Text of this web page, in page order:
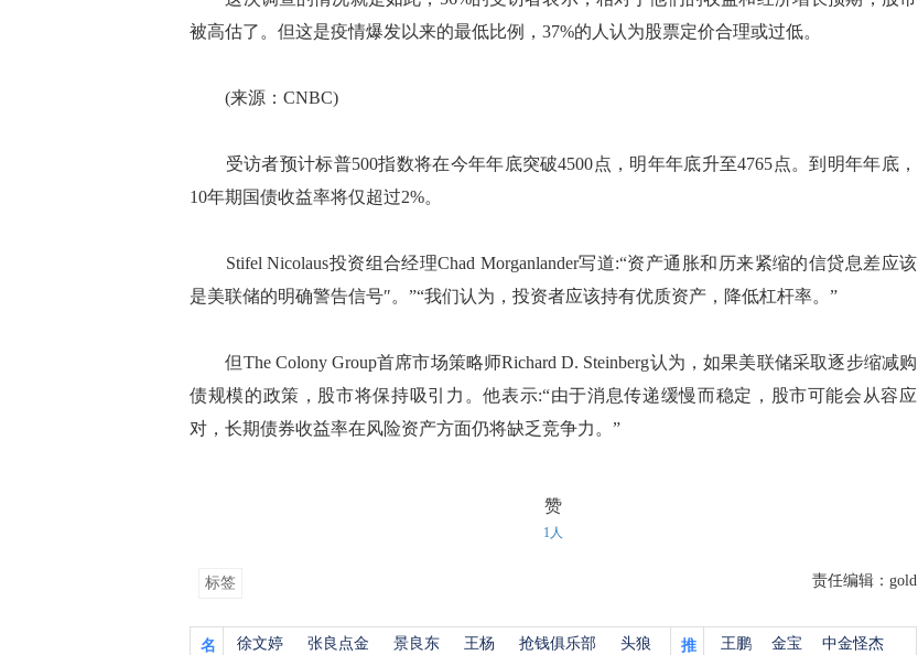
被高估了。但这是疫情爆发以来的最低比例，37%的人认为股票定价合理或过低。
(来源：CNBC)
受访者预计标普500指数将在今年年底突破4500点，明年年底升至4765点。到明年年底，
10年期国债收益率将仅超过2%。
Stifel Nicolaus投资组合经理Chad Morganlander写道:“资产通胀和历来紧缩的信贷息差应该
是美联储的明确警告信号″。”“我们认为，投资者应该持有优质资产，降低杠杆率。”
但The Colony Group首席市场策略师Richard D. Steinberg认为，如果美联储采取逐步缩减购
债规模的政策，股市将保持吸引力。他表示:“由于消息传递缓慢而稳定，股市可能会从容应
对，长期债券收益率在风险资产方面仍将缺乏竞争力。”
赞
1人
标签 责任编辑：gold
名
徐文婷 张良点金 景良东 王杨 抢钱俱乐部
头狼
推
王鹏 金宝 中金怪杰